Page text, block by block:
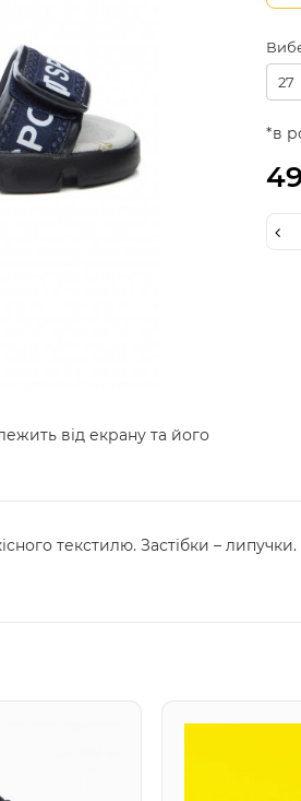
від екрану та його
27
*в
текстилю. Застібки –